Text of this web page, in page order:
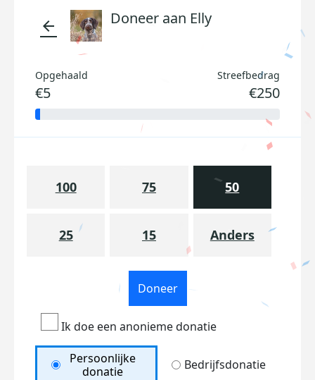
arrow_back Doneer aan Elly
Opgehaald
€5
Streefbedrag
€250
100 75 50
25 15 Anders
Doneer
Ik doe een anonieme donatie
Persoonlijke
donatie
Bedrijfsdonatie